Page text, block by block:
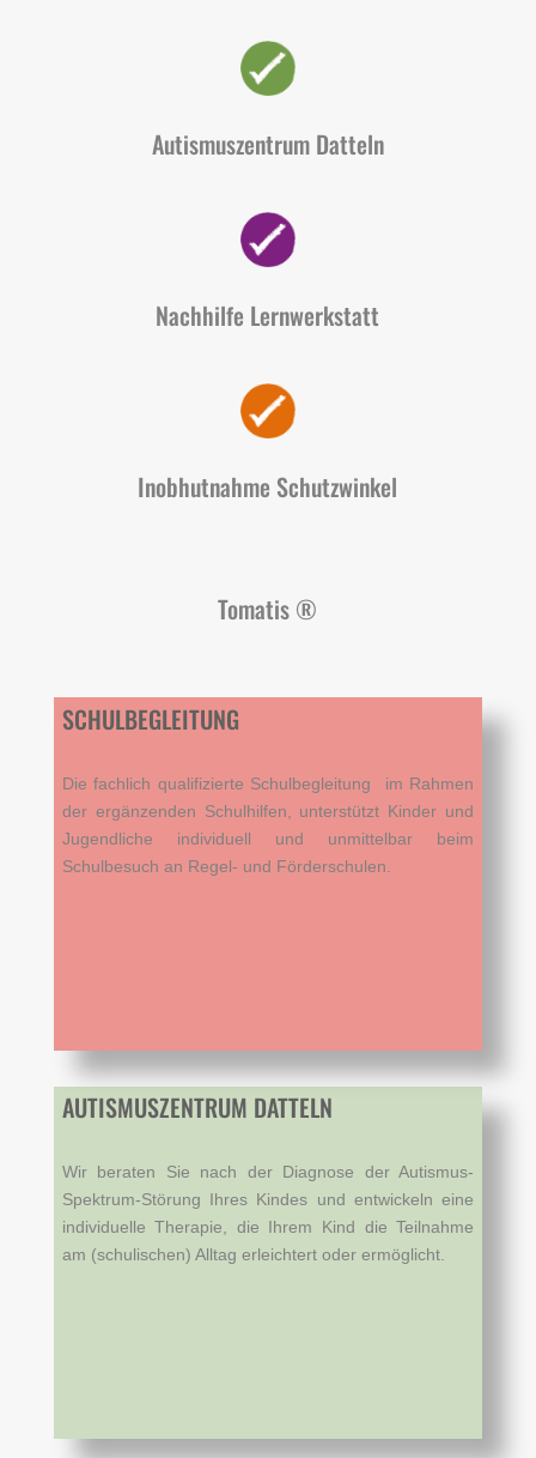
Autismuszentrum Datteln
Nachhilfe Lernwerkstatt
Inobhutnahme Schutzwinkel
Tomatis ®
SCHULBEGLEITUNG
Die fachlich qualifizierte Schulbegleitung im Rahmen
der ergänzenden Schulhilfen, unterstützt Kinder und
Jugendliche individuell und unmittelbar beim
Schulbesuch an Regel- und Förderschulen.
AUTISMUSZENTRUM DATTELN
Wir beraten Sie nach der Diagnose der Autismus-
Spektrum-Störung Ihres Kindes und entwickeln eine
individuelle Therapie, die Ihrem Kind die Teilnahme
am (schulischen) Alltag erleichtert oder ermöglicht.